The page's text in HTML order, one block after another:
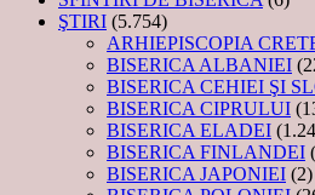
ŞTIRI (5.754)
ARHIEPISCOPIA
BISERICA ALBANIEI
BISERICA CEHIEI ŞI
BISERICA CIPRULUI
BISERICA ELADEI
BISERICA FINLANDEI
BISERICA JAPONIEI (2)